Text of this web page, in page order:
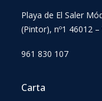
Playa de El Saler
(Pintor), nº1 46012 –
961 830 107
Carta